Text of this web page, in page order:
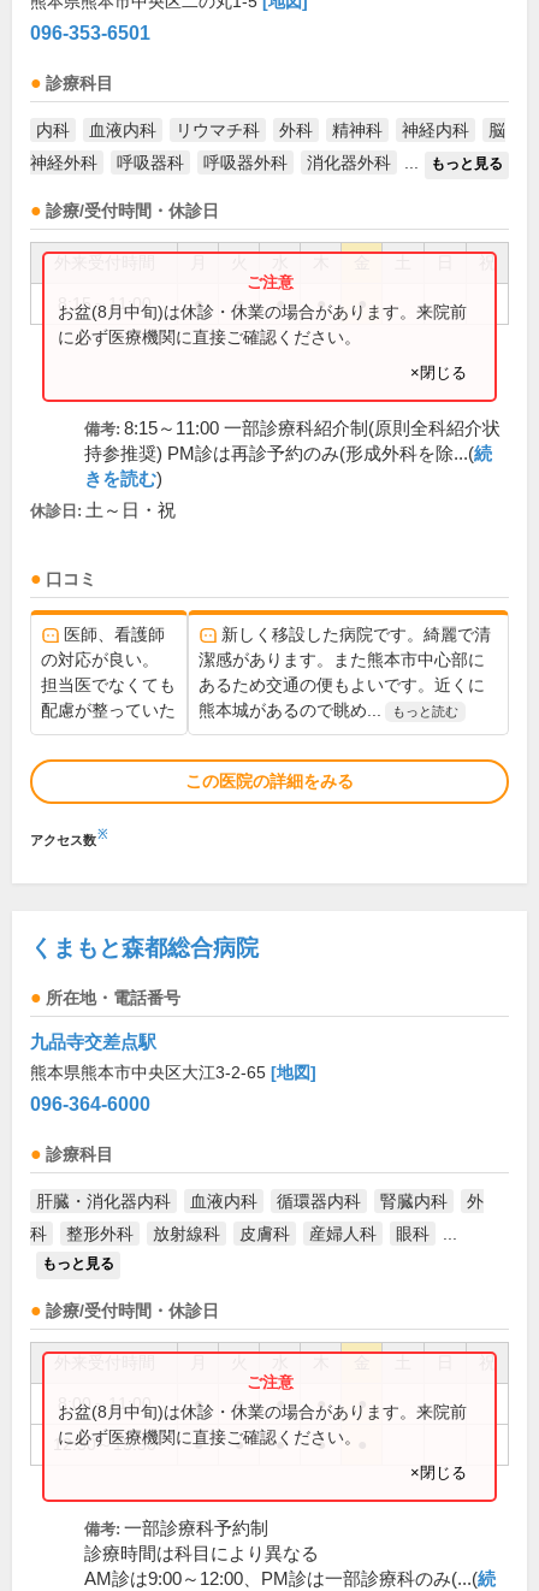
096-353-6501
診療科目
内科 血液内科 リウマチ科 外科 精神科 神経内科
脳
神経外科
呼吸器科 呼吸器外科 消化器外科 もっと見る
診療/受付時間・休診日
祝
8:15～11:00 ● ● ● ● ●
お盆(8月中旬)は休診・休業の場合があります。来院前
に必ず医療機関に直接ご確認ください。
×閉じる
備考: 8:15～11:00 一部診療科紹介制(原則全科紹介状
持参推奨) PM診は再診予約のみ(形成外科を除...(続
きを読む)
休診日: 土～日・祝
口コミ
医師、看護師
の対応が良い。
担当医でなくても
配慮が整っていた
新しく移設した病院です。綺麗で清
潔感があります。また熊本市中心部に
あるため交通の便もよいです。近くに
熊本城があるので眺め...
もっと読む
この医院の詳細をみる
アクセス数※
くまもと森都総合病院
所在地・電話番号
九品寺交差点駅
熊本県熊本市中央区大江3-2-65 [地図]
096-364-6000
診療科目
肝臓・消化器内科 血液内科 循環器内科 腎臓内科
外
科
整形外科 放射線科 皮膚科 産婦人科 眼科
もっと見る
診療/受付時間・休診日
祝
8:00～11:00 ● ● ● ● ●
12:30～15:30 ● ● ● ●
お盆(8月中旬)は休診・休業の場合があります。来院前
に必ず医療機関に直接ご確認ください。
×閉じる
備考: 一部診療科予約制
診療時間は科目により異なる
AM診は9:00～12:00、PM診は一部診療科のみ(...(続